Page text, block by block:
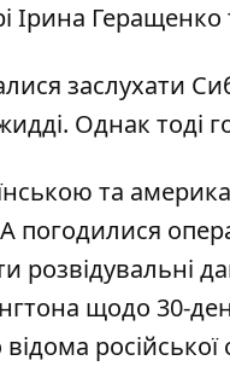
Ірина
заслухати
. Однак тоді
та
погодилися
розвідувальні
щодо 30-